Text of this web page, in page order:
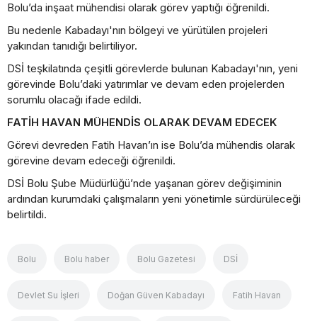
Bolu’da inşaat mühendisi olarak görev yaptığı öğrenildi.
Bu nedenle Kabadayı'nın bölgeyi ve yürütülen projeleri
yakından tanıdığı belirtiliyor.
DSİ teşkilatında çeşitli görevlerde bulunan Kabadayı'nın, yeni
görevinde Bolu’daki yatırımlar ve devam eden projelerden
sorumlu olacağı ifade edildi.
FATİH HAVAN MÜHENDİS OLARAK DEVAM EDECEK
Görevi devreden Fatih Havan’ın ise Bolu’da mühendis olarak
görevine devam edeceği öğrenildi.
DSİ Bolu Şube Müdürlüğü’nde yaşanan görev değişiminin
ardından kurumdaki çalışmaların yeni yönetimle sürdürüleceği
belirtildi.
Bolu Bolu haber Bolu Gazetesi DSİ
Devlet Su İşleri Doğan Güven Kabadayı Fatih Havan